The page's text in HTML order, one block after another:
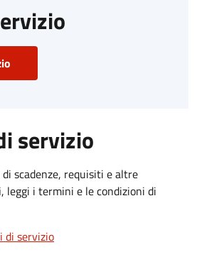
servizio
scadenze, requisiti e altre
i termini e le condizioni di
di servizio